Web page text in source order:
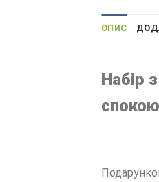
ОПИС
Набір